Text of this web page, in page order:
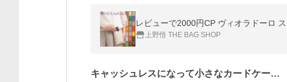
上野悟 THE BAG SHOP
キャッシュレスになって小さなカードケー…